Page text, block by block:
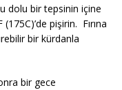
dolu bir tepsinin içine
pişirin. Fırına
bir kürdanla
bir gece